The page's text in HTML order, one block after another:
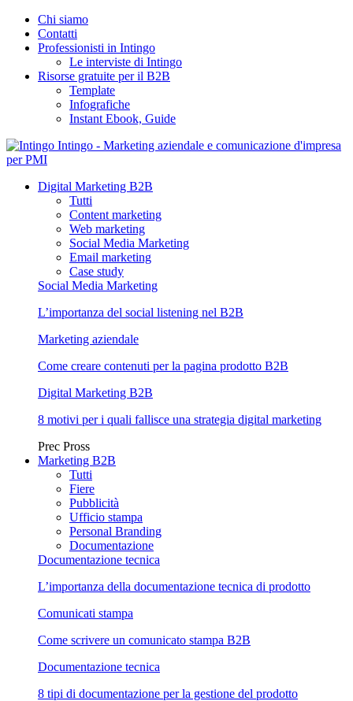
Chi siamo
Contatti
Professionisti in Intingo
Le interviste di Intingo
Risorse gratuite per il B2B
Template
Infografiche
Instant Ebook, Guide
Intingo - Marketing aziendale e comunicazione d'impresa
per PMI
Digital Marketing B2B
Tutti
Content marketing
Web marketing
Social Media Marketing
Email marketing
Case study
Social Media Marketing
L’importanza del social listening nel B2B
Marketing aziendale
Come creare contenuti per la pagina prodotto B2B
Digital Marketing B2B
8 motivi per i quali fallisce una strategia digital marketing
Prec Pross
Marketing B2B
Tutti
Fiere
Pubblicità
Ufficio stampa
Personal Branding
Documentazione
Documentazione tecnica
L’importanza della documentazione tecnica di prodotto
Comunicati stampa
Come scrivere un comunicato stampa B2B
Documentazione tecnica
8 tipi di documentazione per la gestione del prodotto